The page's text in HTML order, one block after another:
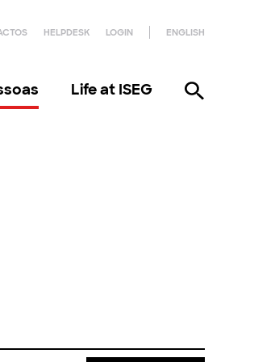
HELPDESK LOGIN ENGLISH
Life at ISEG